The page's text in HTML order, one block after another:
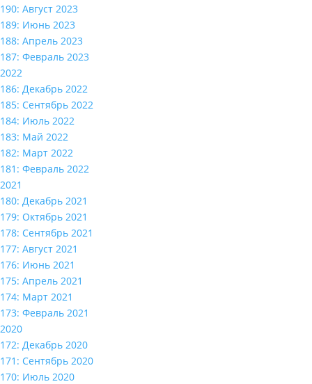
190: Август 2023
189: Июнь 2023
188: Апрель 2023
187: Февраль 2023
2022
186: Декабрь 2022
185: Сентябрь 2022
184: Июль 2022
183: Май 2022
182: Март 2022
181: Февраль 2022
2021
180: Декабрь 2021
179: Октябрь 2021
178: Сентябрь 2021
177: Август 2021
176: Июнь 2021
175: Апрель 2021
174: Март 2021
173: Февраль 2021
2020
172: Декабрь 2020
171: Сентябрь 2020
170: Июль 2020